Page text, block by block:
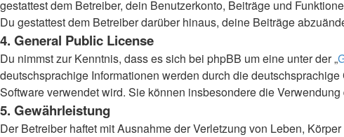
gestattest dem Betreiber, dein Benutzerkonto, Beiträge und
Du gestattest dem Betreiber darüber hinaus, deine Beiträge
4. General Public License
Du nimmst zur Kenntnis, dass es sich bei phpBB um eine unter der „
deutschsprachige Informationen werden durch die
Software verwendet wird. Sie können insbesondere die
5. Gewährleistung
Der Betreiber haftet mit Ausnahme der Verletzung von Leben,